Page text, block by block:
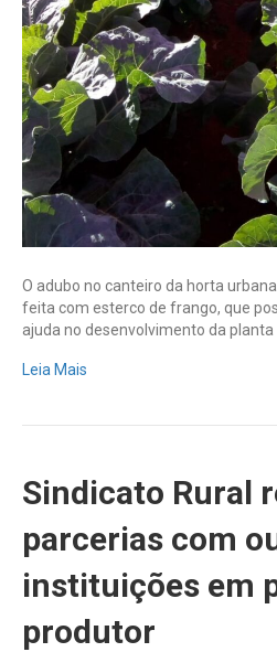
O adubo no canteiro da horta
feita com esterco de frango, que
ajuda no desenvolvimento da planta
Leia Mais
Sindicato Rural
parcerias com
instituições em
produtor